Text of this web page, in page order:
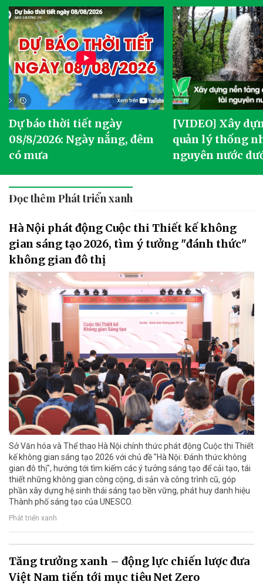
Dự báo thời tiết ngày
08/8/2026: Ngày nắng, đêm
có mưa
[VIDEO] Xây
quản lý thống
nguyên nước
Đọc thêm Phát triển xanh
Hà Nội phát động Cuộc thi Thiết kế không
gian sáng tạo 2026, tìm ý tưởng "đánh thức"
không gian đô thị
Sở Văn hóa và Thể thao Hà Nội chính thức phát động Cuộc thi Thiết
kế không gian sáng tạo 2026 với chủ đề "Hà Nội: Đánh thức không
gian đô thị", hướng tới tìm kiếm các ý tưởng sáng tạo để cải tạo, tái
thiết những không gian công cộng, di sản và công trình cũ, góp
phần xây dựng hệ sinh thái sáng tạo bền vững, phát huy danh hiệu
Thành phố sáng tạo của UNESCO.
Phát triển xanh
Tăng trưởng xanh – động lực chiến lược đưa
Việt Nam tiến tới mục tiêu Net Zero